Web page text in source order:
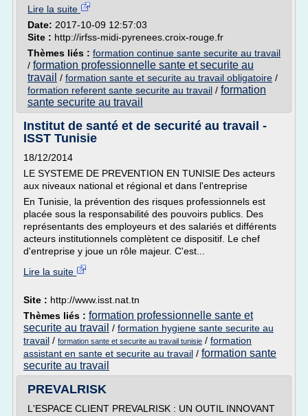
Lire la suite
Date: 2017-10-09 12:57:03
Site : http://irfss-midi-pyrenees.croix-rouge.fr
Thèmes liés : formation continue sante securite au travail
/ formation professionnelle sante et securite au
travail / formation sante et securite au travail obligatoire /
formation referent sante securite au travail / formation
sante securite au travail
Institut de santé et de securité au travail -
ISST Tunisie
18/12/2014
LE SYSTEME DE PREVENTION EN TUNISIE Des acteurs
aux niveaux national et régional et dans l'entreprise
En Tunisie, la prévention des risques professionnels est
placée sous la responsabilité des pouvoirs publics. Des
représentants des employeurs et des salariés et différents
acteurs institutionnels complètent ce dispositif. Le chef
d'entreprise y joue un rôle majeur. C'est...
Lire la suite
Site : http://www.isst.nat.tn
Thèmes liés : formation professionnelle sante et
securite au travail / formation hygiene sante securite au
travail / formation sante et securite au travail tunisie / formation
assistant en sante et securite au travail / formation sante
securite au travail
PREVALRISK
L'ESPACE CLIENT PREVALRISK : UN OUTIL INNOVANT